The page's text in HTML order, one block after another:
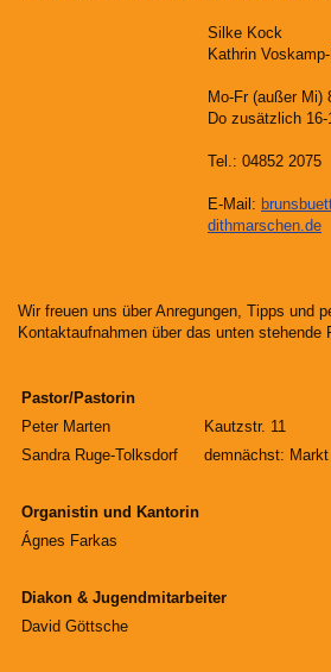
Silke Kock
Kathrin
Mo-Fr (außer Mi)
Do zusätzlich 16-
Tel.: 04852 2075
E-Mail:
dithmarschen.de
Wir freuen uns über Anregungen, Tipps und
Kontaktaufnahmen über das unten stehende
Pastor/Pastorin
Peter Marten
Kautzstr. 11
Sandra Ruge-Tolksdorf
demnächst:
Organistin und Kantorin
Ágnes Farkas
Diakon & Jugendmitarbeiter
David Göttsche